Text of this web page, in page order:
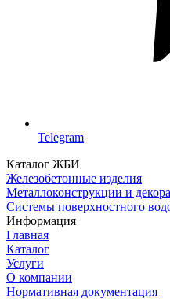
Telegram
Каталог ЖБИ
Железобетонные изделия
Металлоконструкции и
Системы поверхностного
Информация
Главная
Каталог
Услуги
О компании
Нормативная документация